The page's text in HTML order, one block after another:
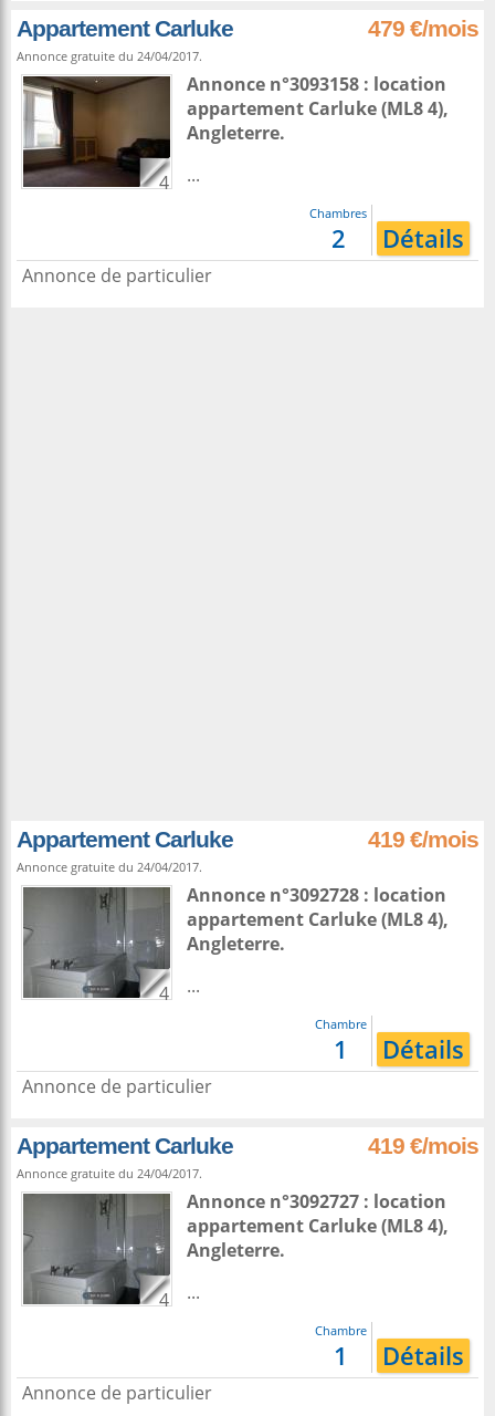
Appartement Carluke 479 €/mois
Annonce gratuite du 24/04/2017.
4
Annonce n°3093158 : location
appartement Carluke(ML8 4),
Angleterre.
...
Chambres
2 Détails
Annonce de particulier
Appartement Carluke 419 €/mois
Annonce gratuite du 24/04/2017.
4
Annonce n°3092728 : location
appartement Carluke(ML8 4),
Angleterre.
...
Chambre
1 Détails
Annonce de particulier
Appartement Carluke 419 €/mois
Annonce gratuite du 24/04/2017.
4
Annonce n°3092727 : location
appartement Carluke(ML8 4),
Angleterre.
...
Chambre
1 Détails
Annonce de particulier